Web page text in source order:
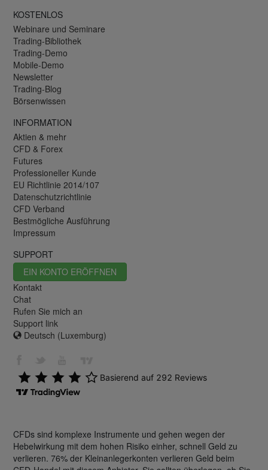
KOSTENLOS
Webinare und Seminare
Trading-Bibliothek
Trading-Demo
Mobile-Demo
Newsletter
Trading-Blog
Börsenwissen
INFORMATION
Aktien & mehr
CFD & Forex
Futures
Professioneller Kunde
EU Richtlinie 2014/107
Datenschutzrichtlinie
CFD Verband
Bestmögliche Ausführung
Impressum
SUPPORT
EIN KONTO ERÖFFNEN
Kontakt
Chat
Rufen Sie mich an
Support link
Deutsch (Luxemburg)
CFDs sind komplexe Instrumente und gehen wegen der
Hebelwirkung mit dem hohen Risiko einher, schnell Geld zu
verlieren. 76% der Kleinanlegerkonten verlieren Geld beim